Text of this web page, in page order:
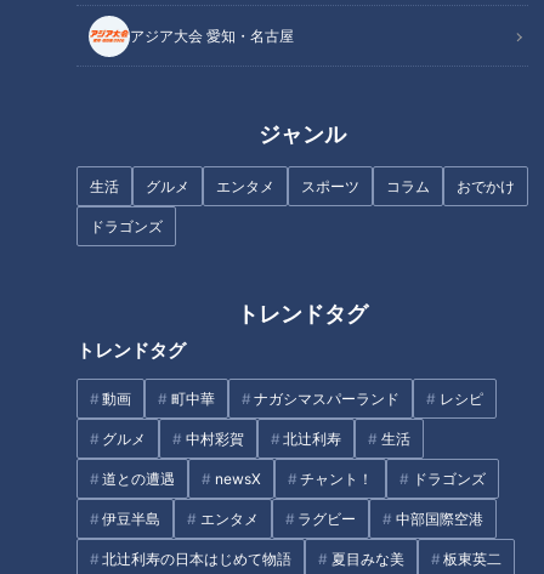
アジア大会 愛知・名古屋
ジャンル
生活 グルメ エンタメ スポーツ コラム おでかけ
ドラゴンズ
トレンドタグ
トレンドタグ
動画 町中華 ナガシマスパーランド レシピ
グルメ 中村彩賀 北辻利寿 生活
道との遭遇 newsX チャント！ ドラゴンズ
伊豆半島 エンタメ ラグビー 中部国際空港
北辻利寿の日本はじめて物語 夏目みな美 板東英二
最高の焼き加減！とろける上ロ
愛知県春日井市の愛されフード
スターソースがまとめ役！ 人
気町中華の40年以上変わらぬ味
「何杯でも食べられる」名古屋
民絶賛のとりめしとは？愛知・
江南市の“ふわもち”食パンも調
【後編】聴覚障害のある医師の
「マスクだらけは困ります」ナ
レーションにも挑戦
タグ
ドキュメンタリー WEB限定 自閉症